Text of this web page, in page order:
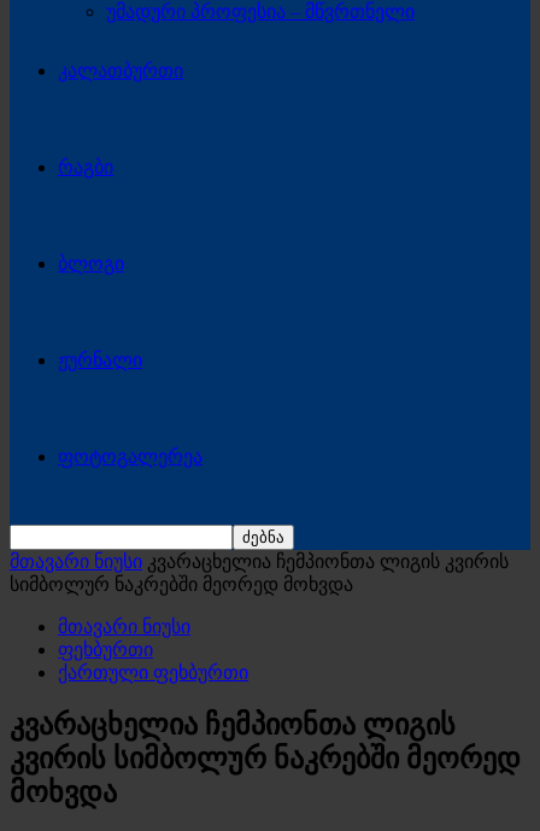
უმადური პროფესია – მწვრთნელი
კალათბურთი
რაგბი
ბლოგი
ჟურნალი
ფოტოგალერეა
მთავარი ნიუსი კვარაცხელია ჩემპიონთა ლიგის კვირის
სიმბოლურ ნაკრებში მეორედ მოხვდა
მთავარი ნიუსი
ფეხბურთი
ქართული ფეხბურთი
კვარაცხელია ჩემპიონთა ლიგის
კვირის სიმბოლურ ნაკრებში მეორედ
მოხვდა